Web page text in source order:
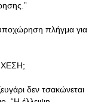
υποχώρηση πλήγμα για
δεν τσακώνεται